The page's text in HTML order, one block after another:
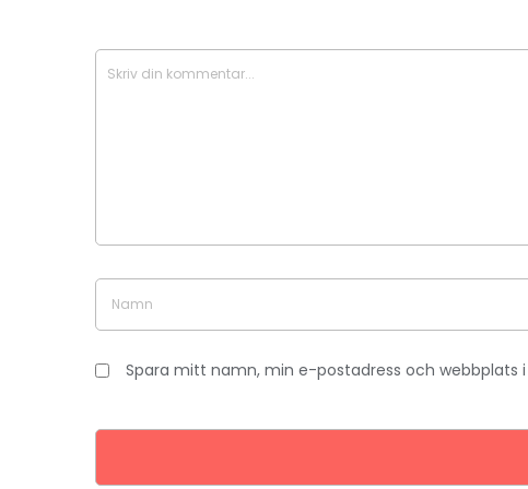
Spara mitt namn, min e-postadress och webbplats